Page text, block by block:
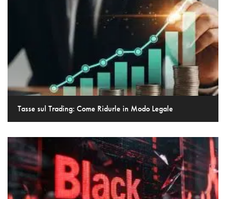
Tasse sul Trading: Come Ridurle in Modo Legale